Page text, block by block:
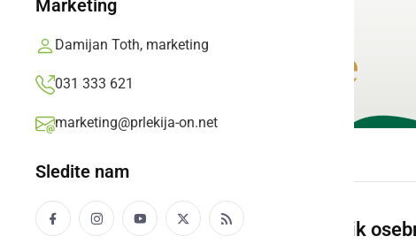
Marketing
Damijan Toth, marketing
031 333 621
marketing@prlekija-on.net
Sledite nam
Voznik